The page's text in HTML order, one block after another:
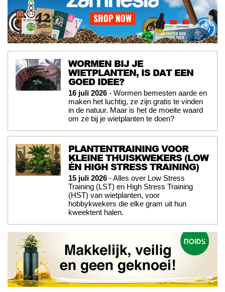
WORMEN BIJ JE
WIETPLANTEN, IS DAT EEN
GOED IDEE?
16 juli 2026 - Wormen bemesten aarde en
maken het luchtig, ze zijn gratis te vinden
in de natuur. Maar is het de moeite waard
om ze bij je wietplanten te doen?
PLANTENTRAINING VOOR
KLEINE THUISKWEKERS (LOW
ÉN HIGH STRESS TRAINING)
15 juli 2026 - Alles over Low Stress
Training (LST) en High Stress Training
(HST) van wietplanten, voor
hobbykwekers die elke gram uit hun
kweektent halen.